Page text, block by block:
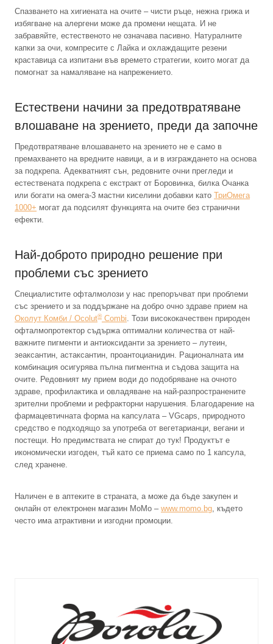
Спазването на хигиената на очите – чисти ръце, нежна грижа и
избягване на алергени може да промени нещата. И не
забравяйте, естественото не означава пасивно. Натуралните
капки за очи, компресите с Лайка и охлаждащите резени
краставица са изпитани във времето стратегии, които могат да
помогнат за намаляване на напрежението.
Естествени начини за предотвратяване
влошаване на зрението, преди да започне
Предотвратяване влошаването на зрението не е само в
премахването на вредните навици, а и в изграждането на основа
за подкрепа. Адекватният сън, редовните очни прегледи и
естествената подкрепа с екстракт от Боровинка, билка Очанка
или богати на омега-3 мастни киселини добавки като ТриОмега
1000+ могат да подсилят функцията на очите без странични
ефекти.
Най-доброто природно решение при
проблеми със зрението
Специалистите офталмолози у нас препоръчват при проблеми
със зрението и за поддържане на добро очно здраве прием на
Околут Комби / Ocolut®Combi . Този висококачествен природен
офталмопротектор съдържа оптимални количества от най-
важните пигменти и антиоксиданти за зрението – лутеин,
зеаксантин, астаксантин, проантоцианидин. Рационалната им
комбинация осигурява пълна пигментна и съдова защита на
очите. Редовният му прием води до подобряване на очното
здраве, профилактика и овладяване на най-разпространените
зрителни проблеми и рефракторни нарушения. Благодарение на
фармацевтичната форма на капсулата – VGcaps, природното
средство е подходящо за употреба от вегетарианци, вегани и
постещи. Но предимствата не спират до тук! Продуктът е
икономически изгоден, тъй като се приема само по 1 капсула,
след хранене.
Наличен е в аптеките в страната, а може да бъде закупен и
онлайн от електронен магазин МоМо – www.momo.bg , където
често има атрактивни и изгодни промоции.